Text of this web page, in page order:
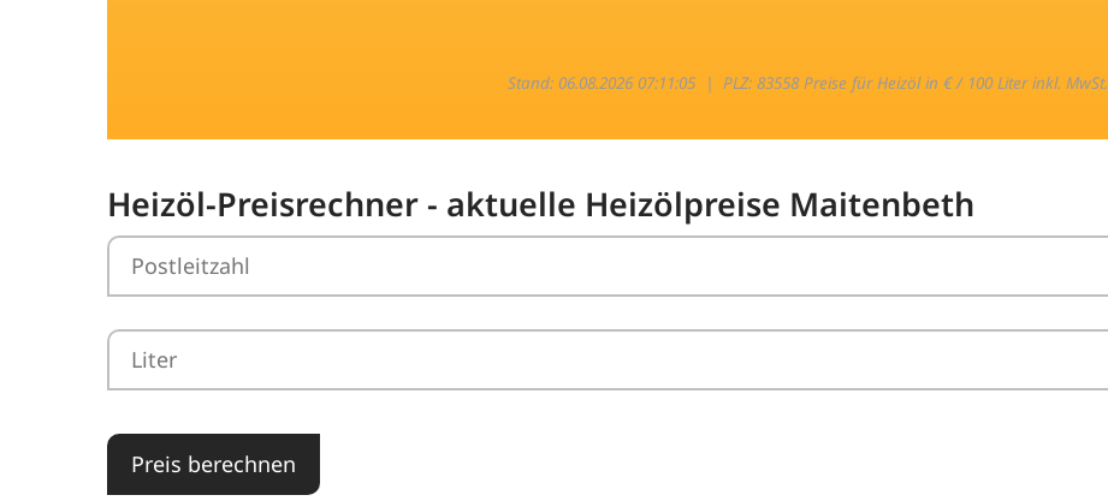
Stand: 06.08.2026 07:11:05 |PLZ: 83558 Preise für Heizöl in € / 100 Liter inkl. MwSt.
Heizöl-Preisrechner - aktuelle Heizölpreise Maitenbeth
Preis berechnen